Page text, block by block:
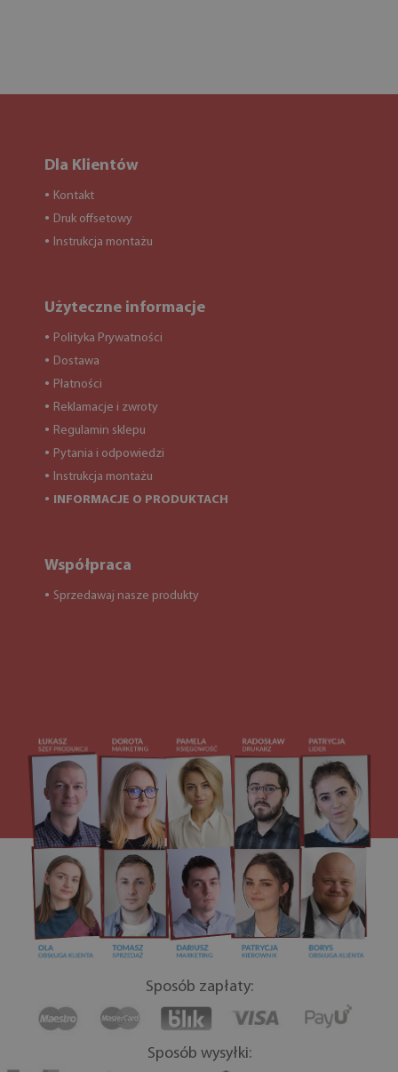
Dla Klientów
● Kontakt
● Druk offsetowy
● Instrukcja montażu
Użyteczne informacje
● Polityka Prywatności
● Dostawa
● Płatności
● Reklamacje i zwroty
● Regulamin sklepu
● Pytania i odpowiedzi
● Instrukcja montażu
● INFORMACJE O PRODUKTACH
Współpraca
● Sprzedawaj nasze produkty
Sposób zapłaty:
Sposób wysyłki: